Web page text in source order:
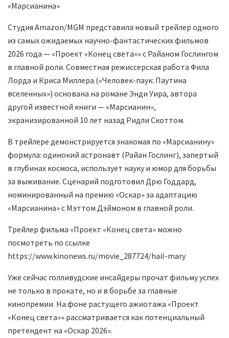
«Марсианина»
Студия Amazon/MGM представила новый трейлер одного
из самых ожидаемых научно-фантастических фильмов
2026 года — «Проект «Конец света»» с Райаном Гослингом
в главной роли. Совместная режиссерская работа Фила
Лорда и Криса Миллера («Человек-паук: Паутина
вселенных») основана на романе Энди Уира, автора
другой известной книги — «Марсианин»,
экранизированной 10 лет назад Ридли Скоттом.
В трейлере демонстрируется знакомая по «Марсианину»
формула: одинокий астронавт (Райан Гослинг), запертый
в глубинах космоса, использует науку и юмор для борьбы
за выживание. Сценарий подготовил Дрю Годдард,
номинированный на премию «Оскар» за адаптацию
«Марсианина» с Мэттом Дэймоном в главной роли.
Трейлер фильма «Проект «Конец света» можно
посмотреть по ссылке
https://www.kinonews.ru/movie_287724/hail-mary
Уже сейчас голливудские инсайдеры прочат фильму успех
не только в прокате, но и в борьбе за главные
кинопремии. На фоне растущего ажиотажа «Проект
«Конец света»» рассматривается как потенциальный
претендент на «Оскар 2026».